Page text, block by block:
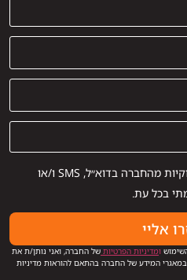
אני מאשר/ת קבלת הודעות שיווקיות מהחברה בדוא״ל, SMS ו/או
אליי
ומדיניות הפרטיות של החברה, ואני נותן/ת את
המידע של החברה בהתאם להוראות מדיניות